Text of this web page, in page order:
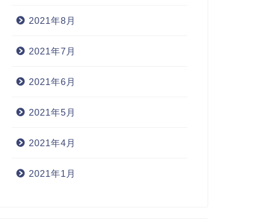
2021年8月
2021年7月
2021年6月
2021年5月
2021年4月
2021年1月